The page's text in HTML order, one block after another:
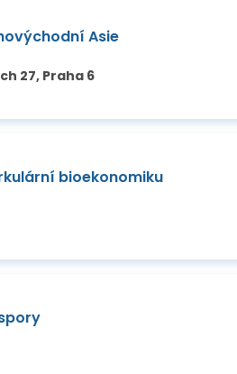
Asie
27, Praha 6
bioekonomiku